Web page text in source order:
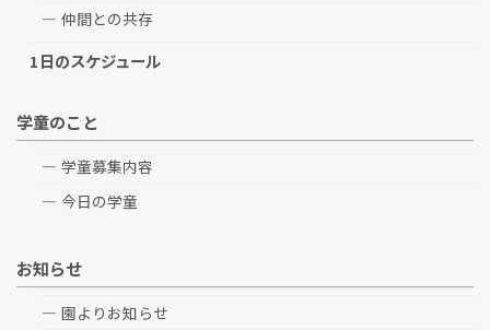
仲間との共存
1日のスケジュール
学童のこと
学童募集内容
今日の学童
お知らせ
園よりお知らせ